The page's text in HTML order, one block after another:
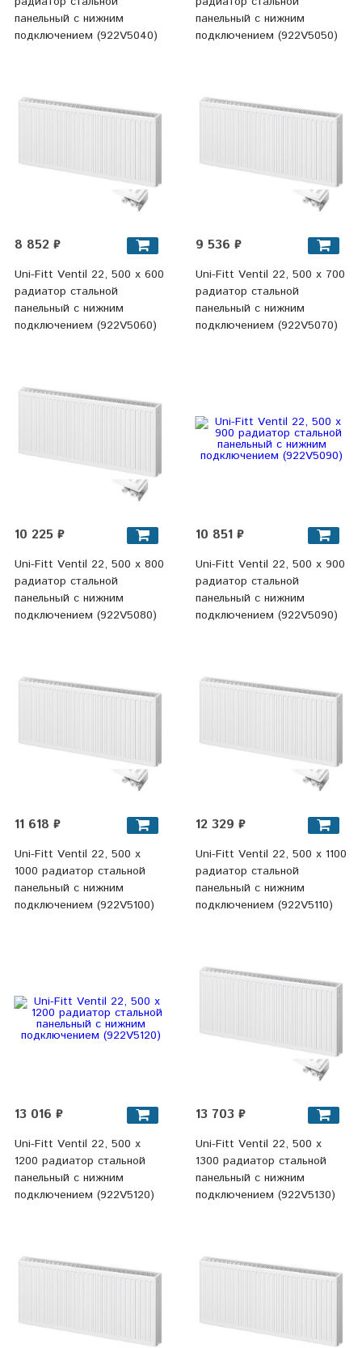
панельный с нижним
подключением (922V5040)
панельный с нижним
подключением (922V5050)
8 852 ₽
Uni-Fitt Ventil 22, 500 х 600
радиатор стальной
панельный с нижним
подключением (922V5060)
9 536 ₽
Uni-Fitt Ventil 22, 500 х 700
радиатор стальной
панельный с нижним
подключением (922V5070)
10 225 ₽
Uni-Fitt Ventil 22, 500 х 800
радиатор стальной
панельный с нижним
подключением (922V5080)
10 851 ₽
Uni-Fitt Ventil 22, 500 х 900
радиатор стальной
панельный с нижним
подключением (922V5090)
11 618 ₽
Uni-Fitt Ventil 22, 500 х
1000 радиатор стальной
панельный с нижним
подключением (922V5100)
12 329 ₽
Uni-Fitt Ventil 22, 500 х 1100
радиатор стальной
панельный с нижним
подключением (922V5110)
13 016 ₽
Uni-Fitt Ventil 22, 500 х
1200 радиатор стальной
панельный с нижним
подключением (922V5120)
13 703 ₽
Uni-Fitt Ventil 22, 500 х
1300 радиатор стальной
панельный с нижним
подключением (922V5130)